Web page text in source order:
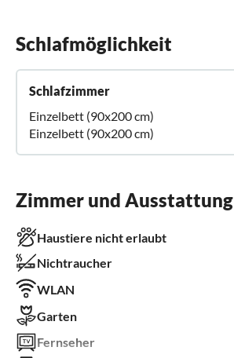
Schlafmöglichkeit
Schlafzimmer
Einzelbett (90x200 cm)
Einzelbett (90x200 cm)
Zimmer und Ausstattung
Haustiere nicht erlaubt
Nichtraucher
WLAN
Garten
Fernseher